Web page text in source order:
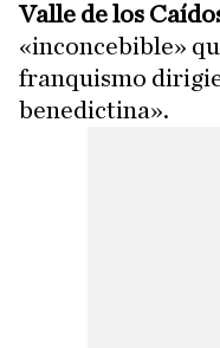
Valle de los
«inconcebible»
franquismo
benedictina».